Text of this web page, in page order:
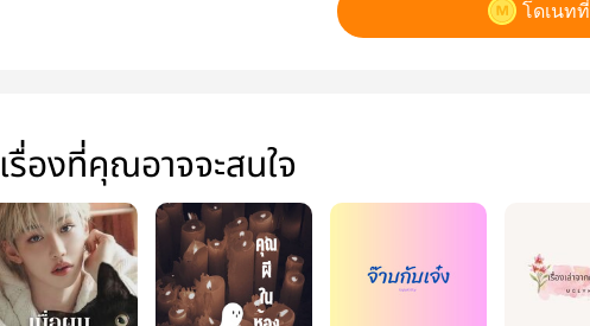
โดเนท
เรื่องที่คุณอาจจะสนใจ